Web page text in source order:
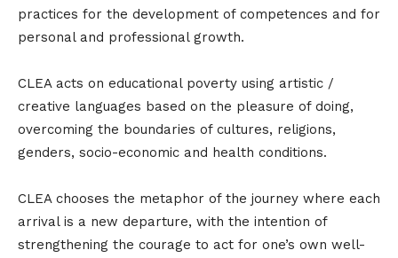
practices for the development of competences and for
personal and professional growth.
CLEA acts on educational poverty using artistic /
creative languages based on the pleasure of doing,
overcoming the boundaries of cultures, religions,
genders, socio-economic and health conditions.
CLEA chooses the metaphor of the journey where each
arrival is a new departure, with the intention of
strengthening the courage to act for one’s own well-